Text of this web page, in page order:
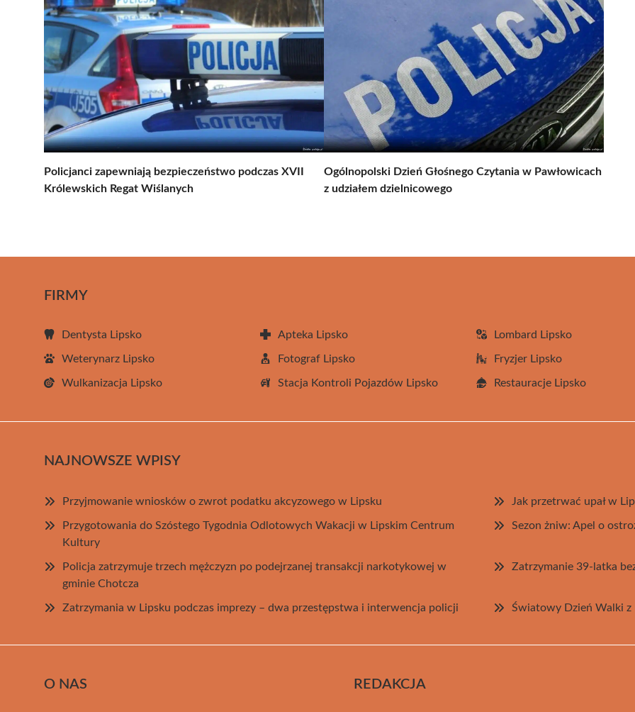
Policjanci zapewniają bezpieczeństwo podczas XVII
Królewskich Regat Wiślanych
Ogólnopolski Dzień Głośnego Czytania w Pawłowicach
z udziałem dzielnicowego
FIRMY
Dentysta Lipsko Apteka Lipsko Lombard Lipsko
Weterynarz Lipsko Fotograf Lipsko Fryzjer Lipsko
Wulkanizacja Lipsko Stacja Kontroli Pojazdów Lipsko Restauracje Lipsko
NAJNOWSZE WPISY
Przyjmowanie wniosków o zwrot podatku akcyzowego w Lipsku Jak przetrwać upał w
Przygotowania do Szóstego Tygodnia Odlotowych Wakacji w Lipskim Centrum
Kultury
Sezon żniw: Apel o
Policja zatrzymuje trzech mężczyzn po podejrzanej transakcji narkotykowej w
gminie Chotcza
Zatrzymanie 39-latka
Zatrzymania w Lipsku podczas imprezy – dwa przestępstwa i interwencja policji Światowy Dzień Walki z
O NAS REDAKCJA